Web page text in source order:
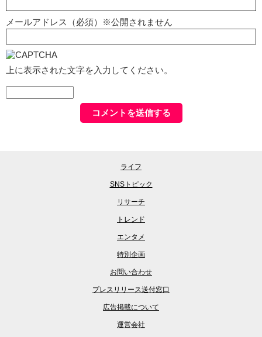
メールアドレス（必須）※公開されません
上に表示された文字を入力してください。
ライフ
SNSトピック
リサーチ
トレンド
エンタメ
特別企画
お問い合わせ
プレスリリース送付窓口
広告掲載について
運営会社